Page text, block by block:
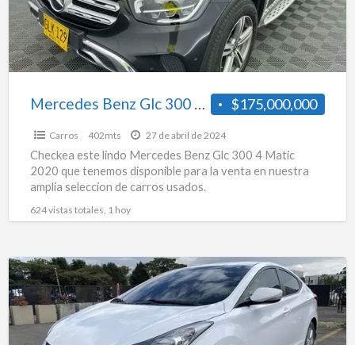
Matic
2020
$175,000,000
Mercedes Benz Glc 300 4 Matic 2020
Carros 402mts 27 de abril de 2024
Checkea este lindo Mercedes Benz Glc 300 4 Matic
2020 que tenemos disponible para la venta en nuestra
amplia seleccion de carros usados.
624 vistas totales, 1 hoy
Hyundai
Elantra
Gls
1.6